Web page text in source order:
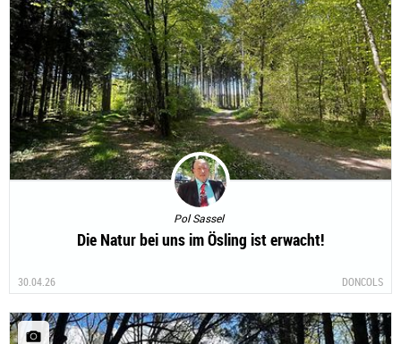
Pol Sassel
Die Natur bei uns im Ösling ist erwacht!
30.04.26 DONCOLS